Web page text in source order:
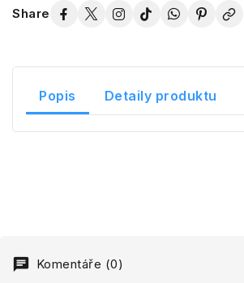
Share
Popis Detaily produktu
Komentáře (0)